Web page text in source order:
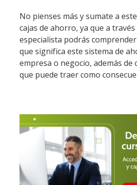
No pienses más y sumate a
cajas de ahorro, ya que a
especialista podrás
que significa este sistema de
empresa o negocio, además de
que puede traer como